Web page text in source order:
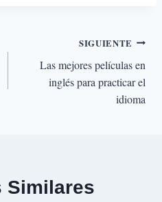
SIGUIENTE
Las mejores películas en
inglés para practicar el
idioma
Similares